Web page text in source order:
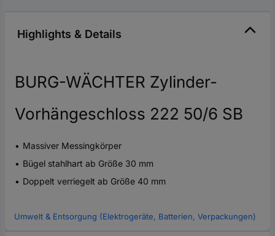
Highlights & Details
BURG-WÄCHTER Zylinder-
Vorhängeschloss 222 50/6 SB
Massiver Messingkörper
Bügel stahlhart ab Größe 30 mm
Doppelt verriegelt ab Größe 40 mm
Umwelt & Entsorgung (Elektrogeräte, Batterien, Verpackungen)